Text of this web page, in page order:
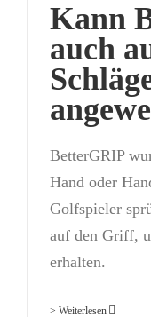
Kann
auch
BetterGRIP
Hand oder
Golfspieler
auf den Griff,
erhalten.
> Weiterlesen